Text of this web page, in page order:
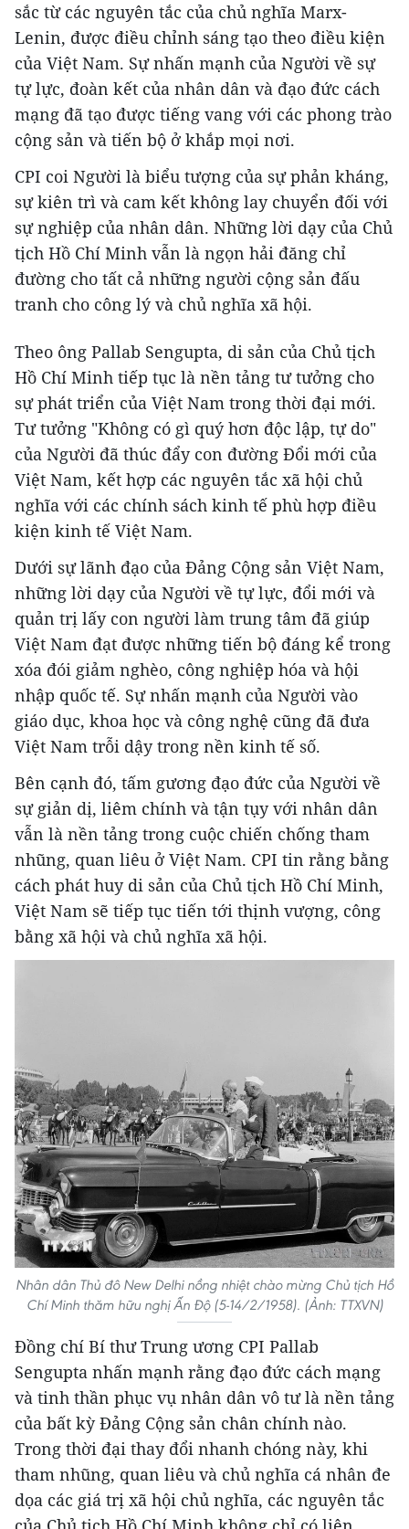
sắc từ các nguyên tắc của chủ nghĩa Marx-
Lenin, được điều chỉnh sáng tạo theo điều kiện
của Việt Nam. Sự nhấn mạnh của Người về sự
tự lực, đoàn kết của nhân dân và đạo đức cách
mạng đã tạo được tiếng vang với các phong trào
cộng sản và tiến bộ ở khắp mọi nơi.
CPI coi Người là biểu tượng của sự phản kháng,
sự kiên trì và cam kết không lay chuyển đối với
sự nghiệp của nhân dân. Những lời dạy của Chủ
tịch Hồ Chí Minh vẫn là ngọn hải đăng chỉ
đường cho tất cả những người cộng sản đấu
tranh cho công lý và chủ nghĩa xã hội.
Theo ông Pallab Sengupta, di sản của Chủ tịch
Hồ Chí Minh tiếp tục là nền tảng tư tưởng cho
sự phát triển của Việt Nam trong thời đại mới.
Tư tưởng "Không có gì quý hơn độc lập, tự do"
của Người đã thúc đẩy con đường Đổi mới của
Việt Nam, kết hợp các nguyên tắc xã hội chủ
nghĩa với các chính sách kinh tế phù hợp điều
kiện kinh tế Việt Nam.
Dưới sự lãnh đạo của Đảng Cộng sản Việt Nam,
những lời dạy của Người về tự lực, đổi mới và
quản trị lấy con người làm trung tâm đã giúp
Việt Nam đạt được những tiến bộ đáng kể trong
xóa đói giảm nghèo, công nghiệp hóa và hội
nhập quốc tế. Sự nhấn mạnh của Người vào
giáo dục, khoa học và công nghệ cũng đã đưa
Việt Nam trỗi dậy trong nền kinh tế số.
Bên cạnh đó, tấm gương đạo đức của Người về
sự giản dị, liêm chính và tận tụy với nhân dân
vẫn là nền tảng trong cuộc chiến chống tham
nhũng, quan liêu ở Việt Nam. CPI tin rằng bằng
cách phát huy di sản của Chủ tịch Hồ Chí Minh,
Việt Nam sẽ tiếp tục tiến tới thịnh vượng, công
bằng xã hội và chủ nghĩa xã hội.
Nhân dân Thủ đô New Delhi nồng nhiệt chào mừng Chủ tịch Hồ
Chí Minh thăm hữu nghị Ấn Độ (5-14/2/1958). (Ảnh: TTXVN)
Đồng chí Bí thư Trung ương CPI Pallab
Sengupta nhấn mạnh rằng đạo đức cách mạng
và tinh thần phục vụ nhân dân vô tư là nền tảng
của bất kỳ Đảng Cộng sản chân chính nào.
Trong thời đại thay đổi nhanh chóng này, khi
tham nhũng, quan liêu và chủ nghĩa cá nhân đe
dọa các giá trị xã hội chủ nghĩa, các nguyên tắc